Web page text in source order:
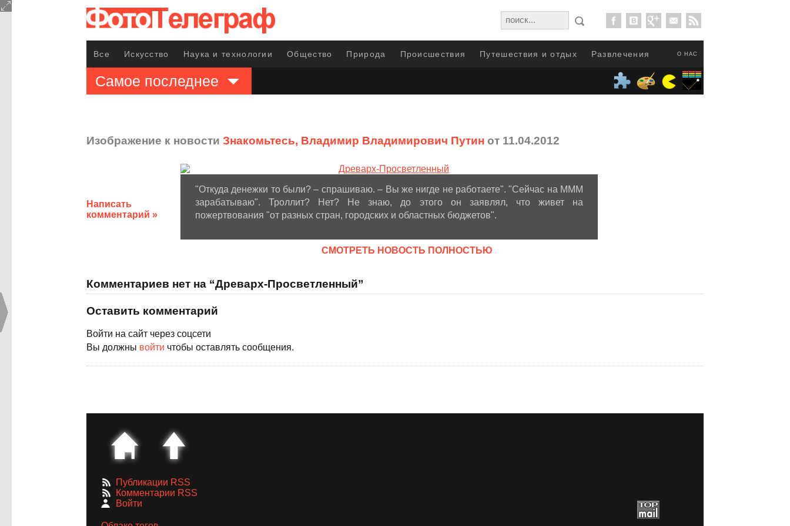
О НАС
Все Искусство Наука и технологии Общество Природа Происшествия Путешествия и отдых Развлечения
Самое последнее
Изображение к новости Знакомьтесь, Владимир Владимирович Путин от 11.04.2012
Написать
комментарий »
"Откуда денежки то были? – спрашиваю. – Вы же нигде не работаете". "Сейчас на МММ
зарабатываю". Троллит? Нет? Не знаю, до этого он заявлял, что живет на
пожертвования "от разных стран, городских и областных бюджетов".
CМОТРЕТЬ НОВОСТЬ ПОЛНОСТЬЮ
Комментариев нет на “Древарх-Просветленный”
Оставить комментарий
Войти на сайт через соцсети
Вы должны войти чтобы оставлять сообщения.
Публикации RSS
Комментарии RSS
Войти